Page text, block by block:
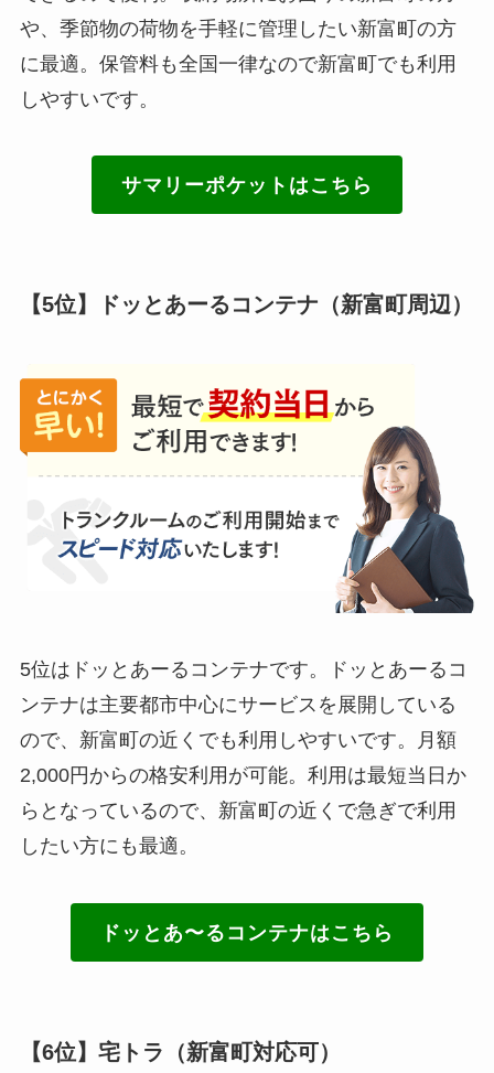
や、季節物の荷物を手軽に管理したい新富町の方
に最適。保管料も全国一律なので新富町でも利用
しやすいです。
サマリーポケットはこちら
【5位】ドッとあーるコンテナ（新富町周辺）
5位はドッとあーるコンテナです。ドッとあーるコ
ンテナは主要都市中心にサービスを展開している
ので、新富町の近くでも利用しやすいです。月額
2,000円からの格安利用が可能。利用は最短当日か
らとなっているので、新富町の近くで急ぎで利用
したい方にも最適。
ドッとあ〜るコンテナはこちら
【6位】宅トラ（新富町対応可）